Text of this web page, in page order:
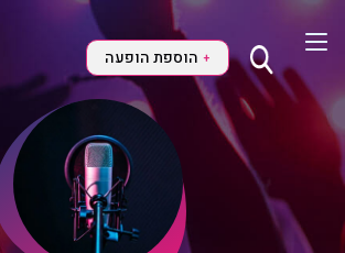
+ הוספת הופעה